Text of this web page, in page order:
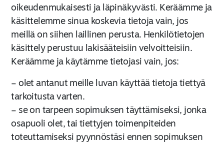
oikeudenmukaisesti ja läpinäkyvästi. Keräämme ja
käsittelemme sinua koskevia tietoja vain, jos
meillä on siihen laillinen perusta. Henkilötietojen
käsittely perustuu lakisääteisiin velvoitteisiin.
Keräämme ja käytämme tietojasi vain, jos:
– olet antanut meille luvan käyttää tietoja tiettyä
tarkoitusta varten.
– se on tarpeen sopimuksen täyttämiseksi, jonka
osapuoli olet, tai tiettyjen toimenpiteiden
toteuttamiseksi pyynnöstäsi ennen sopimuksen